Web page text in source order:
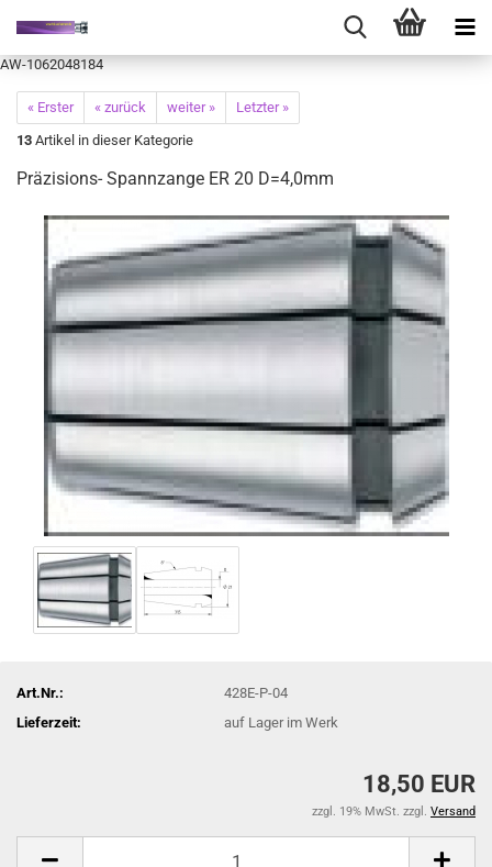
AW-1062048184
« Erster « zurück weiter »
Letzter »
13 Artikel in dieser Kategorie
Präzisions- Spannzange ER 20 D=4,0mm
Art.Nr.:
428E-P-04
Lieferzeit:
auf Lager im Werk
18,50 EUR
zzgl. 19% MwSt. zzgl. Versand